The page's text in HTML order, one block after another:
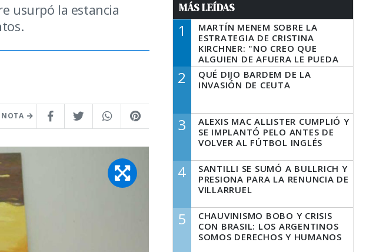
usurpó la estancia
NOTA
MÁS LEÍDAS
1
MARTÍN MENEM SOBRE LA
ESTRATEGIA DE CRISTINA
KIRCHNER: "NO CREO QUE
ALGUIEN DE AFUERA LE PUEDA
DECIR A LA JUSTICIA LO QUE
TIENE QUE HACER"
2
QUÉ DIJO BARDEM DE LA
INVASIÓN DE CEUTA
3
ALEXIS MAC ALLISTER CUMPLIÓ Y
SE IMPLANTÓ PELO ANTES DE
VOLVER AL FÚTBOL INGLÉS
4
SANTILLI SE SUMÓ A BULLRICH Y
PRESIONA PARA LA RENUNCIA DE
VILLARRUEL
5
CHAUVINISMO BOBO Y CRISIS
CON BRASIL: LOS ARGENTINOS
SOMOS DERECHOS Y HUMANOS